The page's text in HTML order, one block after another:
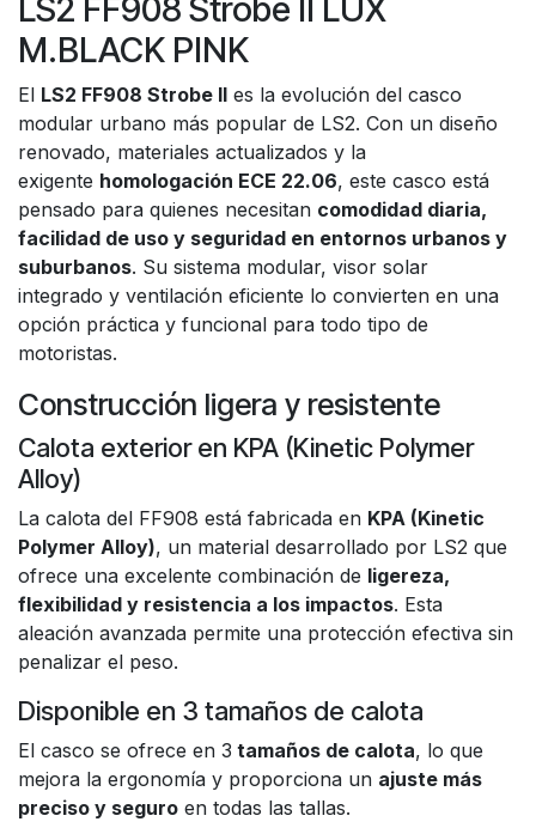
LS2 FF908 Strobe II LUX
M.BLACK PINK
El LS2 FF908 Strobe II es la evolución del casco
modular urbano más popular de LS2. Con un diseño
renovado, materiales actualizados y la
exigente homologación ECE 22.06, este casco está
pensado para quienes necesitan comodidad diaria,
facilidad de uso y seguridad en entornos urbanos y
suburbanos. Su sistema modular, visor solar
integrado y ventilación eficiente lo convierten en una
opción práctica y funcional para todo tipo de
motoristas.
Construcción ligera y resistente
Calota exterior en KPA (Kinetic Polymer
Alloy)
La calota del FF908 está fabricada en KPA (Kinetic
Polymer Alloy), un material desarrollado por LS2 que
ofrece una excelente combinación de ligereza,
flexibilidad y resistencia a los impactos. Esta
aleación avanzada permite una protección efectiva sin
penalizar el peso.
Disponible en 3 tamaños de calota
El casco se ofrece en 3 tamaños de calota, lo que
mejora la ergonomía y proporciona un ajuste más
preciso y seguro en todas las tallas.